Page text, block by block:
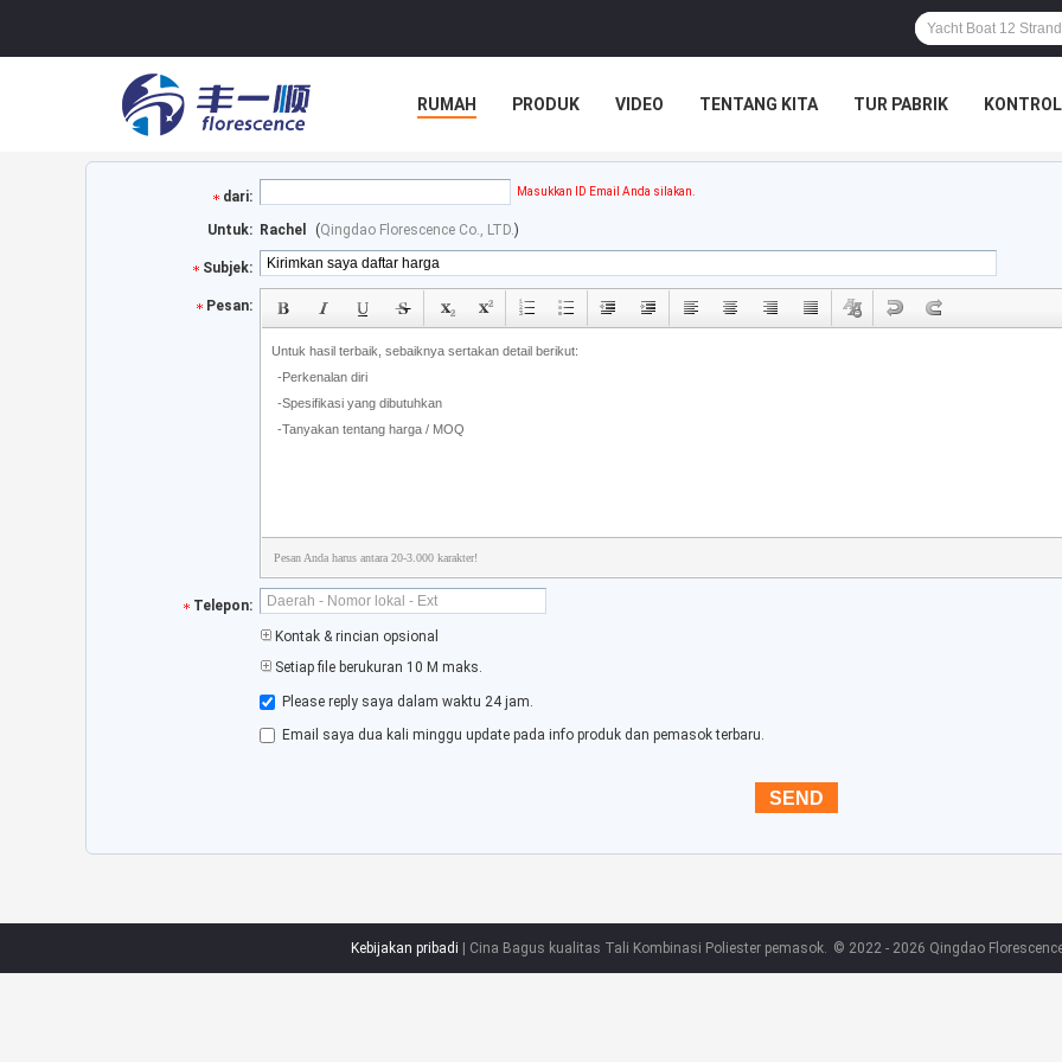
RUMAH PRODUK VIDEO TENTANG KITA TUR PABRIK
dari: Masukkan ID Email Anda silakan.
Untuk: Rachel (Qingdao Florescence Co., LTD.)
Subjek:
Pesan:
Pesan Anda harus antara 20-3.000 karakter!
Telepon:
Kontak & rincian opsional
Setiap file berukuran 10 M maks.
Please reply saya dalam waktu 24 jam.
Email saya dua kali minggu update pada info produk dan pemasok terbaru.
Kebijakan pribadi | Cina Bagus kualitas Tali Kombinasi Poliester pemasok. © 2022 - 2026 Qingdao